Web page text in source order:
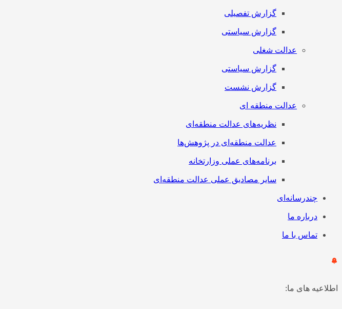
گزارش تفصیلی
گزارش سیاستی
عدالت شغلی
گزارش سیاستی
گزارش نشست
عدالت منطقه ای
نظریه‌های عدالت منطقه‌ای
عدالت منطقه‌ای در پژوهش‌ها
برنامه‌های عملی وزارتخانه
سایر مصادیق عملی عدالت منطقه‌ای
چندرسانه‌ای
درباره ما
تماس با ما
اطلاعیه های ما: